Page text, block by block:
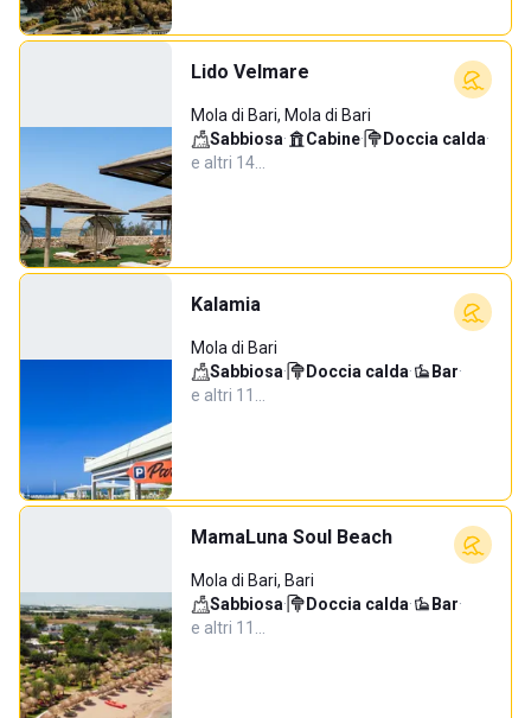
Lido Velmare
Mola di Bari, Mola di Bari
Sabbiosa· Cabine· Doccia calda·
e altri 14…
Kalamia
Mola di Bari
Sabbiosa· Doccia calda· Bar·
e altri 11…
MamaLuna Soul Beach
Mola di Bari, Bari
Sabbiosa· Doccia calda· Bar·
e altri 11…